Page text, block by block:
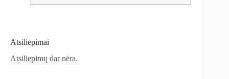
Atsiliepimai
Atsiliepimų dar nėra.